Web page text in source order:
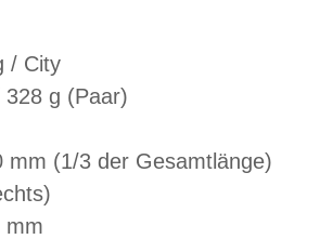
/ City
g (Paar)
mm (1/3 der Gesamtlänge)
mm